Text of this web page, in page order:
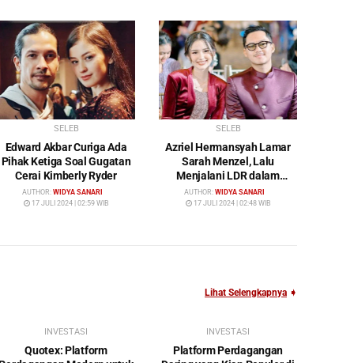
SELEB
Edward Akbar Curiga Ada
Pihak Ketiga Soal Gugatan
Cerai Kimberly Ryder
AUTHOR: WIDYA SANARI
17 JULI 2024 | 02:59 WIB
SELEB
Azriel Hermansyah Lamar
Sarah Menzel, Lalu
Menjalani LDR dalam
Waktu yang Cukup Lama
AUTHOR: WIDYA SANARI
17 JULI 2024 | 02:48 WIB
Lihat Selengkapnya ➧
INVESTASI
Quotex: Platform
INVESTASI
Platform Perdagangan